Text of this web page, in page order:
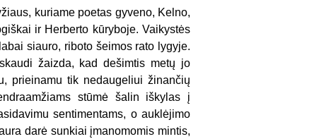
kuriame poetas gyveno, Kelno,
ir Herberto kūryboje. Vaikystės
siauro, riboto šeimos rato lygyje.
žaizda, kad dešimtis metų jo
prieinamu tik nedaugeliui žinančių
stūmė šalin iškylas į
sentimentams, o auklėjimo
darė sunkiai įmanomomis mintis,